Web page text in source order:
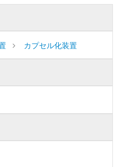
カプセル化装置